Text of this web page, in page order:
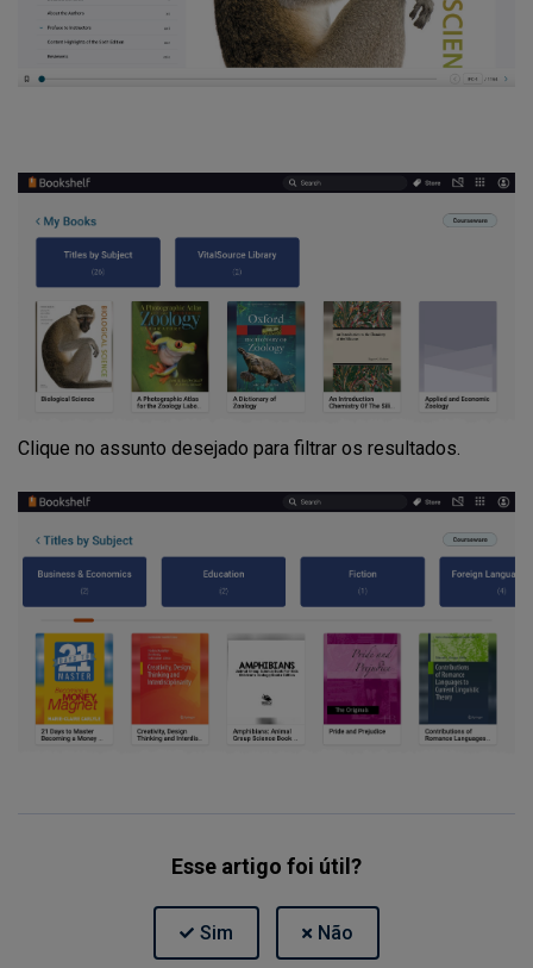
Clique no assunto desejado para filtrar os resultados.
Esse artigo foi útil?